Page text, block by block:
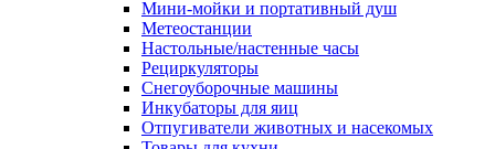
Мини-мойки и портативный душ
Метеостанции
Настольные/настенные часы
Рециркуляторы
Снегоуборочные машины
Инкубаторы для яиц
Отпугиватели животных и насекомых